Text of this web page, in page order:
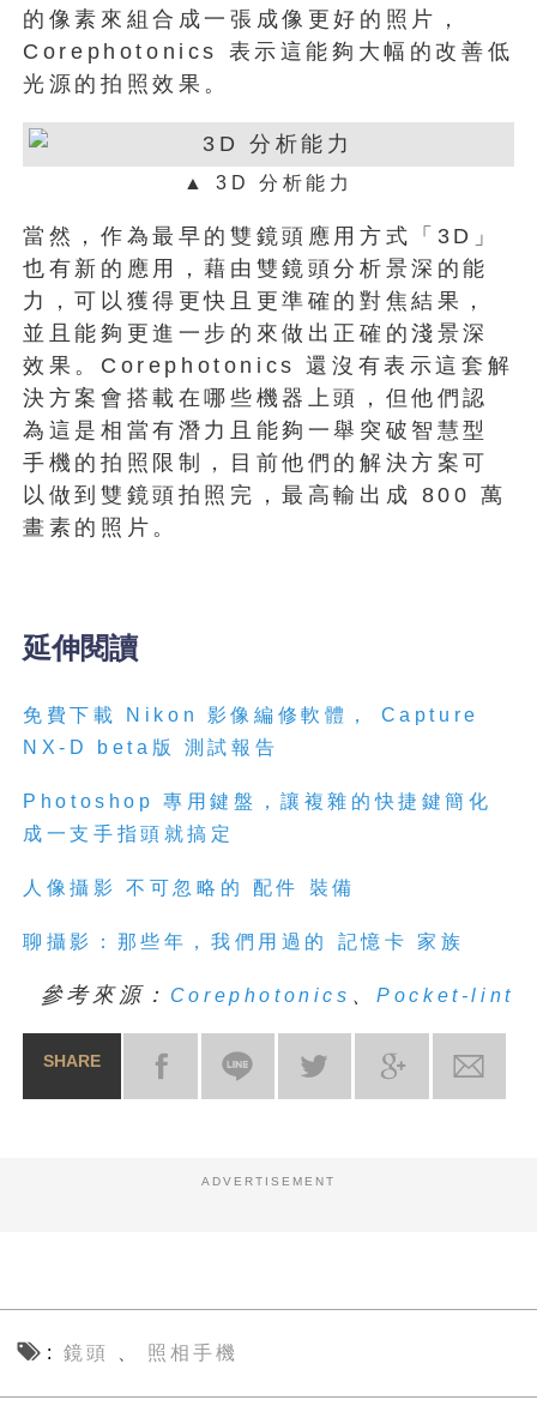
的像素來組合成一張成像更好的照片，
Corephotonics 表示這能夠大幅的改善低
光源的拍照效果。
▲ 3D 分析能力
當然，作為最早的雙鏡頭應用方式「3D」
也有新的應用，藉由雙鏡頭分析景深的能
力，可以獲得更快且更準確的對焦結果，
並且能夠更進一步的來做出正確的淺景深
效果。Corephotonics 還沒有表示這套解
決方案會搭載在哪些機器上頭，但他們認
為這是相當有潛力且能夠一舉突破智慧型
手機的拍照限制，目前他們的解決方案可
以做到雙鏡頭拍照完，最高輸出成 800 萬
畫素的照片。
延伸閱讀
免費下載 Nikon 影像編修軟體， Capture
NX-D beta版 測試報告
Photoshop 專用鍵盤，讓複雜的快捷鍵簡化
成一支手指頭就搞定
人像攝影 不可忽略的 配件 裝備
聊攝影：那些年，我們用過的 記憶卡 家族
參考來源： Corephotonics 、Pocket-lint
SHARE
ADVERTISEMENT
鏡頭 照相手機